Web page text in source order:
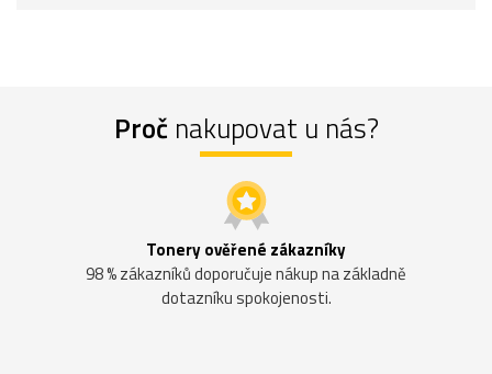
Proč nakupovat u nás?
Tonery ověřené zákazníky
98 % zákazníků doporučuje nákup na základně
dotazníku spokojenosti.